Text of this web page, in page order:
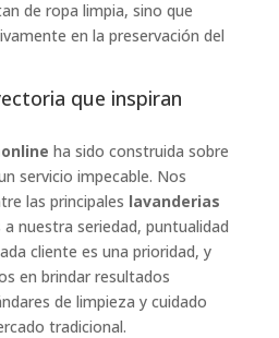
de ropa limpia, sino que
en la preservación del
que inspiran
ha sido construida sobre
servicio impecable. Nos
las principales lavanderias
a nuestra seriedad, puntualidad
cliente es una prioridad, y
en brindar resultados
de limpieza y cuidado
tradicional.